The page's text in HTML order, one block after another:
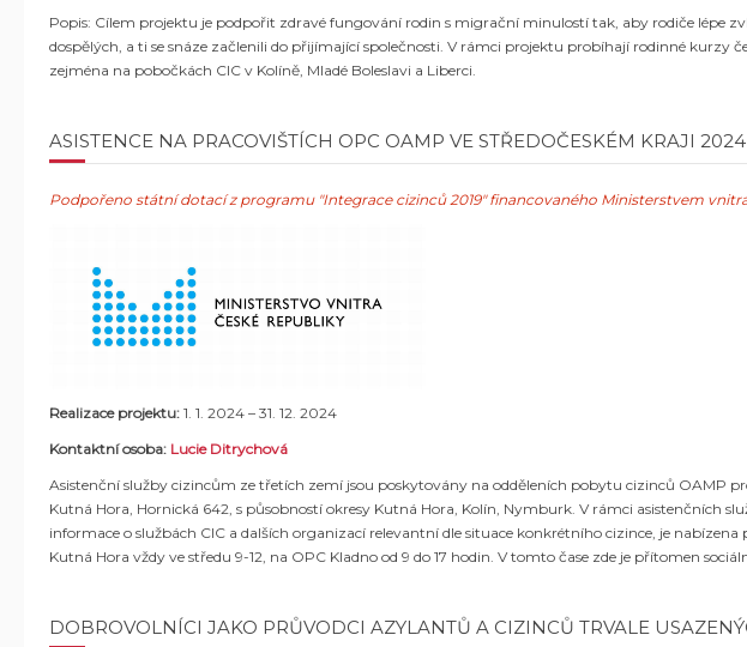
Popis: Cílem projektu je podpořit zdravé fungování rodin s migrační minulostí tak, aby rodiče lépe
dospělých, a ti se snáze začlenili do přijímající společnosti. V rámci projektu probíhají rodinné kurzy
zejména na pobočkách CIC v Kolíně, Mladé Boleslavi a Liberci.
ASISTENCE NA PRACOVIŠTÍCH OPC OAMP VE STŘEDOČESKÉM KRAJI 2024
Podpořeno státní dotací z programu "Integrace cizinců 2019" financovaného Ministerstvem
Realizace projektu: 1. 1. 2024 – 31. 12. 2024
Kontaktní osoba: Lucie Ditrychová
Asistenční služby cizincům ze třetích zemí jsou poskytovány na odděleních pobytu cizinců OAMP
Kutná Hora, Hornická 642, s působností okresy Kutná Hora, Kolín, Nymburk. V rámci asistenčních
informace o službách CIC a dalších organizací relevantní dle situace konkrétního cizince, je
Kutná Hora vždy ve středu 9-12, na OPC Kladno od 9 do 17 hodin. V tomto čase zde je přítomen
DOBROVOLNÍCI JAKO PRŮVODCI AZYLANTŮ A CIZINCŮ TRVALE